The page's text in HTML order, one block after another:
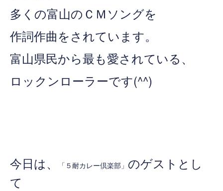
多くの富山のＣＭソングを
作詞作曲をされています。
富山県民から最も愛されている、
ロックンローラーです(^^)
今日は、 「５耐カレー倶楽部」 のゲストとし
て